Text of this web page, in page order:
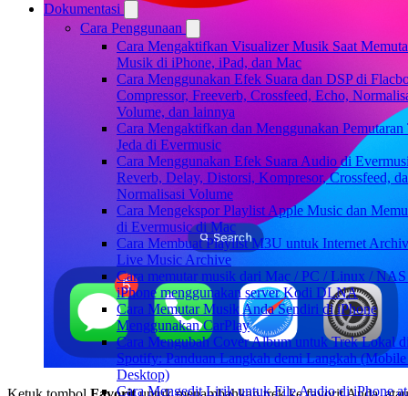
Dokumentasi
Cara Penggunaan
Cara Mengaktifkan Visualizer Musik Saat
Musik di iPhone, iPad, dan Mac
Cara Menggunakan Efek Suara dan DSP di
Compressor, Freeverb, Crossfeed, Echo,
Volume, dan lainnya
Cara Mengaktifkan dan Menggunakan Pemutaran
Jeda di Evermusic
Cara Menggunakan Efek Suara Audio di
Reverb, Delay, Distorsi, Kompresor, Crossfeed,
Normalisasi Volume
Cara Mengekspor Playlist Apple Music dan
di Evermusic di Mac
Cara Membuat Playlist M3U untuk Internet
Live Music Archive
Cara memutar musik dari Mac / PC / Linux /
iPhone menggunakan server Kodi DLNA
Cara Memutar Musik Anda Sendiri di iPhone
Menggunakan CarPlay
Cara Mengubah Cover Album untuk Trek Lokal
Spotify: Panduan Langkah demi Langkah
Desktop)
Cara Mengedit Lirik untuk File Audio di iPhone